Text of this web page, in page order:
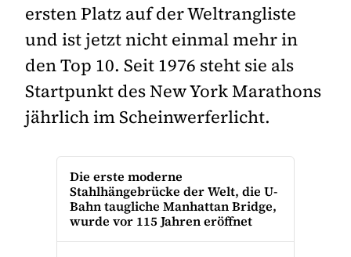
ersten Platz auf der Weltrangliste
und ist jetzt nicht einmal mehr in
den Top 10. Seit 1976 steht sie als
Startpunkt des New York Marathons
jährlich im Scheinwerferlicht.
Die erste moderne
Stahlhängebrücke der Welt, die U-
Bahn taugliche Manhattan Bridge,
wurde vor 115 Jahren eröffnet